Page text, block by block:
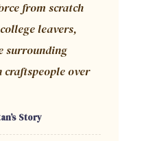
from scratch
leavers,
surrounding
over
Story